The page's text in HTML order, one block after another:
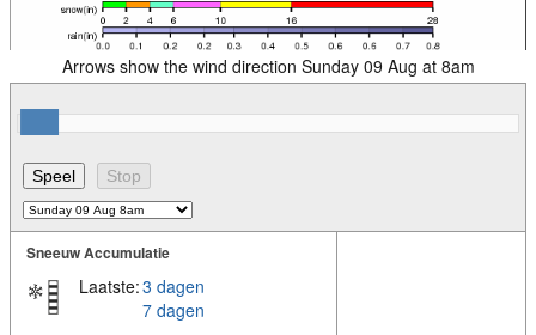
Arrows show the wind direction Sunday 09 Aug at 8am
Sneeuw Accumulatie
Laatste:3 dagen
7 dagen